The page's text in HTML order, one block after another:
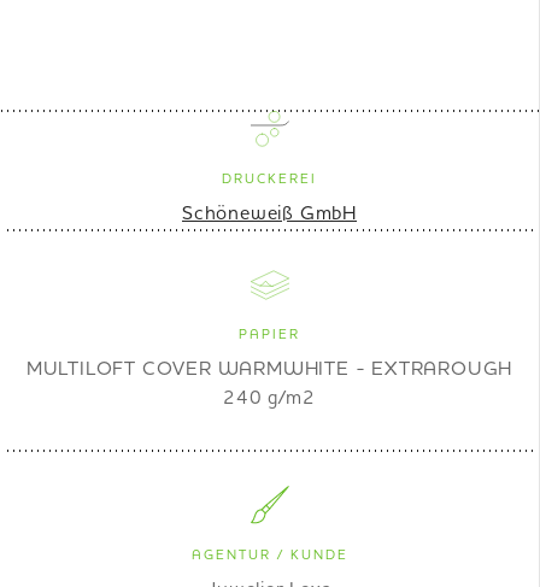
DRUCKEREI
Schöneweiß GmbH
PAPIER
MULTILOFT COVER WARMWHITE - EXTRAROUGH
240 g/m2
AGENTUR / KUNDE